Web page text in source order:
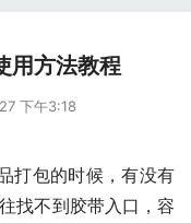
用方法教程
下午3:18
找不到胶带入口，容